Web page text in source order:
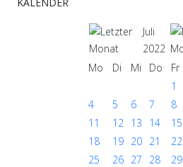
Juli
2022
Mo
Di Mi Do Fr
1
4
5 6 7 8
11
12 13 14 15
18
19 20 21 22
25
26 27 28 29